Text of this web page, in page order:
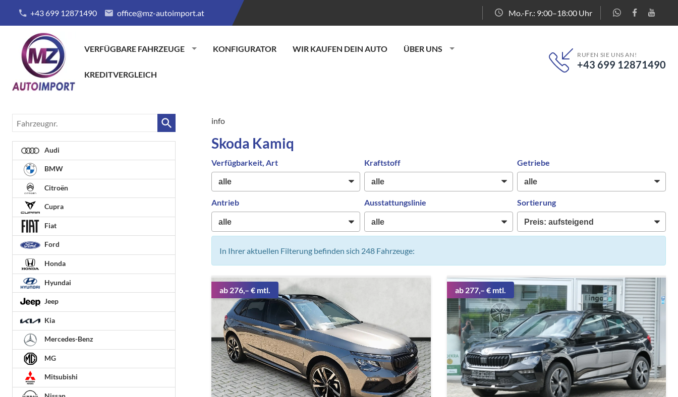
+43 699 12871490 office@mz-autoimport.at Mo.-Fr.: 9:00–18:00 Uhr
VERFÜGBARE FAHRZEUGE KONFIGURATOR WIR KAUFEN DEIN AUTO ÜBER UNS
KREDITVERGLEICH
RUFEN SIE UNS AN!
+43 699 12871490
info
Skoda Kamiq
Verfügbarkeit, Art Kraftstoff Getriebe
Antrieb Ausstattungslinie Sortierung
In Ihrer aktuellen Filterung befinden sich 248 Fahrzeuge:
ab 276,– € mtl. ab 277,– € mtl.
Fahrzeugnr.
Audi
BMW
Citroën
Cupra
Fiat
Ford
Honda
Hyundai
Jeep
Kia
Mercedes-Benz
MG
Mitsubishi